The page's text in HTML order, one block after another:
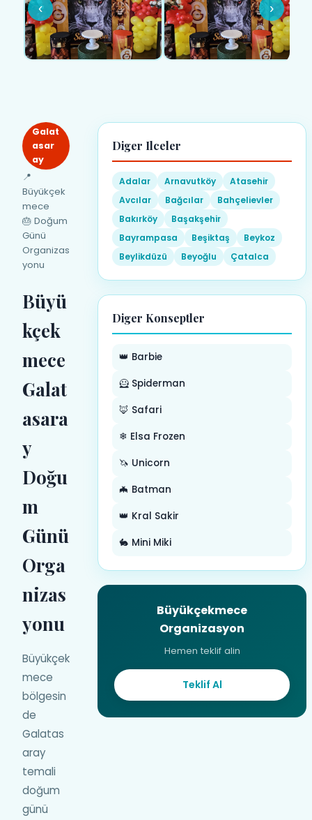
‹ ›
Galat
asar
ay
📍
Büyükçek
mece
🎂 Doğum
Günü
Organizas
yonu
Büyü
kçek
mece
Galat
asara
y
Doğu
m
Günü
Orga
nizas
yonu
Büyükçek
mece
bölgesin
de
Galatas
aray
temali
doğum
günü
Diger Ilceler
Adalar Arnavutköy
Atasehir
Avcılar
Bağcılar
Bahçelievler
Bakırköy
Başakşehir
Bayrampasa
Beşiktaş
Beykoz
Beylikdüzü
Beyoğlu Çatalca
Diger Konseptler
👑 Barbie
🦸 Spiderman
🦊 Safari
❄ Elsa Frozen
🦄 Unicorn
🦇 Batman
👑 Kral Sakir
🐇 Mini Miki
Büyükçekmece
Organizasyon
Hemen teklif alin
Teklif Al